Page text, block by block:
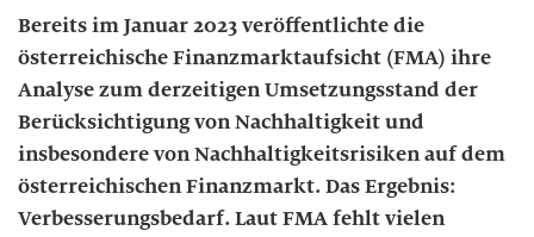
Bereits im Januar 2023 veröffentlichte die
österreichische Finanzmarktaufsicht (FMA) ihre
Analyse zum derzeitigen Umsetzungsstand der
Berücksichtigung von Nachhaltigkeit und
insbesondere von Nachhaltigkeitsrisiken auf dem
österreichischen Finanzmarkt. Das Ergebnis:
Verbesserungsbedarf. Laut FMA fehlt vielen